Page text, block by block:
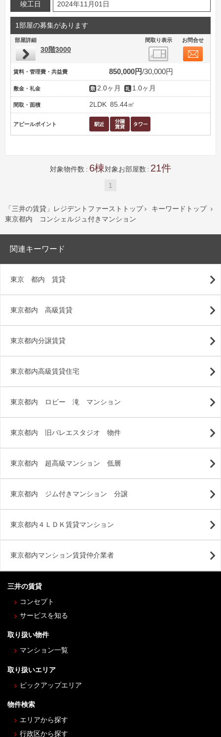
竣工日
2024年11月01日
1部屋の募集があります
部屋詳細 間取り表示 お問合せ
30階3000
賃料・管理費・共益費 850,000円 30,000円
敷金・礼金 2.0ヶ月 1.0ヶ月
間取・面積 2LDK 85.44㎡
アピールポイント
対象物件数 6 対象お部屋数 21
1
「三井の賃貸」レジデントファーストトップ  キーワードトップ 
東京都内 コンシェルジュ付きマンション
関連キーワード
東京 都内 賃貸
東京都内 高級賃貸
東京都内分譲賃貸
東京都内高級賃貸住宅
東京都内 ロビー 滝 マンション
東京都内 旧バレエスタジオ 物件
東京都内 超高級マンション 低層
東京都内 ジム付きマンション 分譲
東京都内４ＬＤＫ賃貸マンション
東京都内マンション賃貸仲介業者
三井の賃貸
コンセプト
サービスを知る
取り扱い物件
マンション一覧
取り扱いエリア
ピックアップエリア
物件検索
エリアから探す
行政区から探す